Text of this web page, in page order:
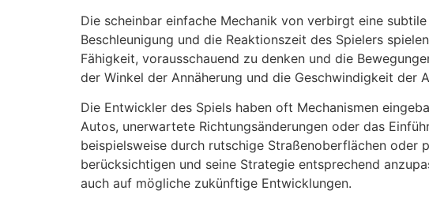
Die scheinbar einfache Mechanik von verbirgt eine
Beschleunigung und die Reaktionszeit des Spielers
Fähigkeit, vorausschauend zu denken und die
der Winkel der Annäherung und die Geschwindigkeit der
Die Entwickler des Spiels haben oft Mechanismen
Autos, unerwartete Richtungsänderungen oder das
beispielsweise durch rutschige Straßenoberflächen oder
berücksichtigen und seine Strategie entsprechend
auch auf mögliche zukünftige Entwicklungen.